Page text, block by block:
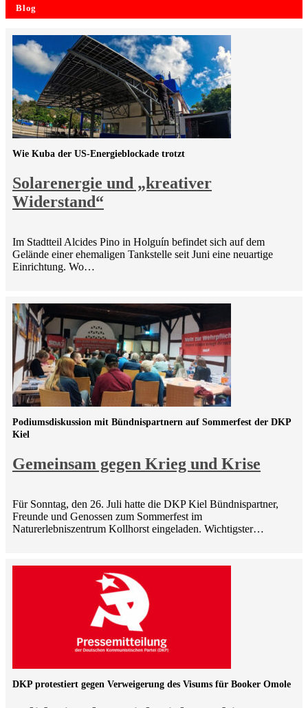
Blog
Solarenergie und „kreativer
Widerstand“
Wie Kuba der US-Energieblockade trotzt
Im Stadtteil Alcides Pino in Holguín befindet sich auf dem
Gelände einer ehemaligen Tankstelle seit Juni eine neuartige
Einrichtung. Wo…
Gemeinsam gegen Krieg und Krise
Podiumsdiskussion mit Bündnispartnern auf Sommerfest der DKP
Kiel
Für Sonntag, den 26. Juli hatte die DKP Kiel Bündnispartner,
Freunde und Genossen zum Sommerfest im
Naturerlebniszentrum Kollhorst eingeladen. Wichtigster…
DKP protestiert gegen Verweigerung des Visums für Booker Omole